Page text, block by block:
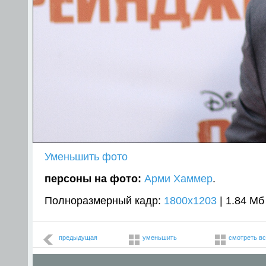
Уменьшить фото
персоны на фото: Арми Хаммер.
Полноразмерный кадр: 1800x1203 | 1.84 Мб
предыдущая уменьшить смотреть